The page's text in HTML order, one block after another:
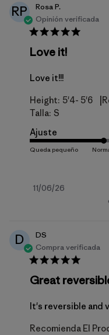
RP
Rosa P.
Opinión verificada
Love it!
Love it!!!
Height: 5'4- 5'6
Talla: S
Ajuste
Fecha
11/06/26
D
DS
Compra verificada
Great
It's reversible and
Recomienda El